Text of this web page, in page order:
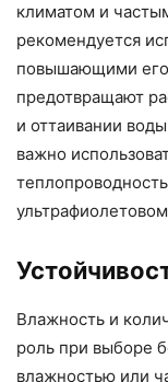
климатом и
рекомендуется
повышающими его
предотвращают
и оттаивании
важно
Влажность и
роль при выборе
влажностью или